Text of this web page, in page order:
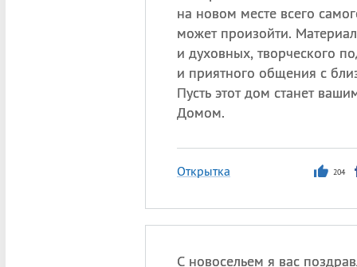
на новом месте всего
может произойти.
и духовных, творческого
и приятного общения с
Пусть этот дом станет
Домом.
Открытка 204
С новосельем я вас